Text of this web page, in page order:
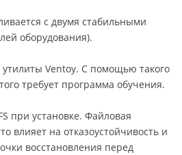
с двумя стабильными
оборудования).
Ventoy. С помощью такого
требует программа обучения.
при установке. Файловая
влияет на отказоустойчивость и
восстановления перед